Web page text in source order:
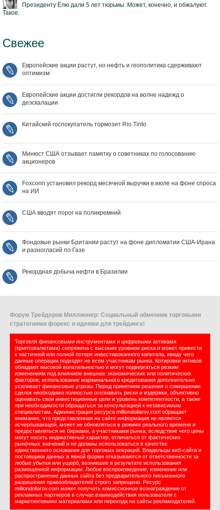
Президенту Ёлю дали 5 лет тюрьмы. Может, конечно, и обжалуют.
Такое.
Свежее
Европейские акции растут, но нефть и геополитика сдерживают
оптимизм
Европейские акции достигли рекордов на волне надежд о
деэскалации
Китайский госпокупатель тормозит Rio Tinto
Минюст США отзывает памятку о советниках по голосованию
акционеров
Foxconn установил рекорд месячной выручки в июле на фоне спроса
на ИИ
США вводят порог на поликремний
Фондовые рынки Британии растут на фоне дипломатии США‑Ирана
и разногласий по Газе
Рекордная добыча нефти в Бразилии
Форум Трейдеров Миллионер: Социальный обменник торговыми
стратегиями форекс и идеями для трейдинга!
Торговля финансовыми инструментами и цифровыми активами
(криптовалютами) сопряжена с высоким уровнем риска и может привести
к частичной или полной потере инвестированного капитала, ввиду чего
данные операции подходят не всем участникам рынка. Котировки активов
обладают высокой волатильностью и могут подвергаться резким
изменениям под влиянием внешних экономических или политических
факторов; использование маржинального кредитования дополнительно
усиливает финансовые угрозы. Перед принятием решения о совершении
сделок необходимо полностью осознавать риски и издержки, объективно
оценивать свои инвестиционные цели и уровень компетентности, а также
при необходимости обращаться за консультацией к независимым
специалистам. Администрация ресурса milliondollarov.com обращает
внимание, что представленная на сайте информация не является
исчерпывающей, может не обновляться в режиме реального времени и
предоставляться не биржами, а участниками рынка, вследствие чего цены
могут носить индикативный характер, отличаться от фактических
рыночных значений и не должны использоваться в качестве
единственного основания для торговых операций. Владельцы веб-сайта и
поставщики данных в явной форме отказываются от ответственности за
любые убытки или ущерб, возникшие в результате использования
размещенной информации. Любое воспроизведение, изменение или
распространение данных сайта без предварительного письменного
разрешения правообладателей строго запрещено. Ресурс
milliondollarov.com может получать комиссионное вознаграждение от
рекламных партнеров в случае взаимодействия пользователя с
маркетинговыми материалами или перехода на сайты рекламодателей.